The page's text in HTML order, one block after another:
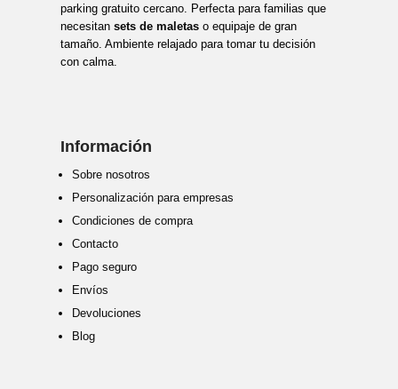
parking gratuito cercano. Perfecta para familias que
necesitan sets de maletaso equipaje de gran
tamaño. Ambiente relajado para tomar tu decisión
con calma.
Información
Sobre nosotros
Personalización para empresas
Condiciones de compra
Contacto
Pago seguro
Envíos
Devoluciones
Blog